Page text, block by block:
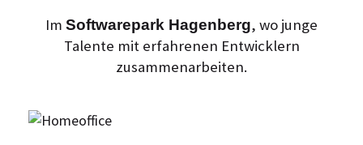
Im Softwarepark Hagenberg, wo junge
Talente mit erfahrenen Entwicklern
zusammenarbeiten.